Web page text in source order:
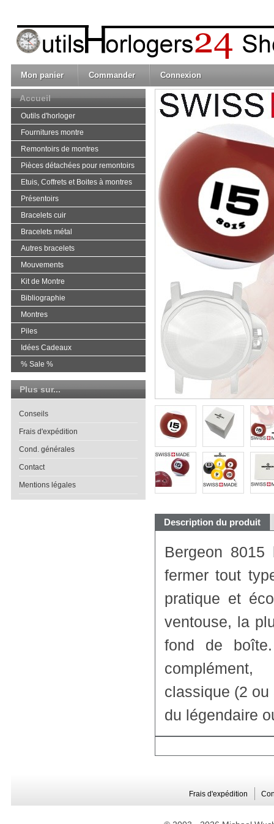
Mon panier Commander Connexion
Description du produit
Bergeon
fermer tout
pratique et
ventouse, la
fond de
classique (2
du légendaire
Accueil
Outils d'horloger
Fournitures montre
Remontoirs de montres
Pièces détachées pour remontoirs
Etuis, Coffrets et Boites à montres
Présentoirs
Bracelets cuir
Bracelets métal
Autres bracelets
Mouvements
Kit de Montre
Bibliographie
Montres
Piles
Idées Cadeaux
% Sale %
Plus sur...
Conseils
Frais d'expédition
Cond. générales
Contact
Mentions légales
Frais d'expédition